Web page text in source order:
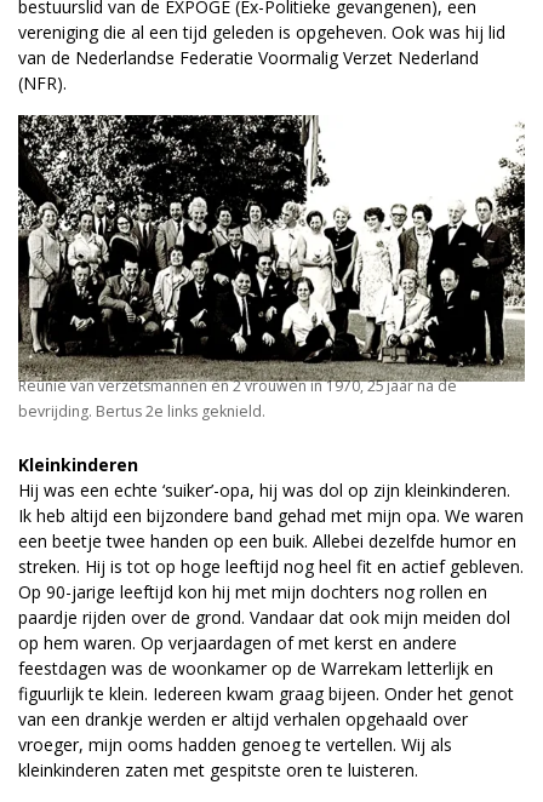
bestuurslid van de EXPOGE (Ex-Politieke gevangenen), een
vereniging die al een tijd geleden is opgeheven. Ook was hij lid
van de Nederlandse Federatie Voormalig Verzet Nederland
(NFR).
Reünie van verzetsmannen en 2 vrouwen in 1970, 25 jaar na de
bevrijding. Bertus 2e links geknield.
Kleinkinderen
Hij was een echte ‘suiker’-opa, hij was dol op zijn kleinkinderen.
Ik heb altijd een bijzondere band gehad met mijn opa. We waren
een beetje twee handen op een buik. Allebei dezelfde humor en
streken. Hij is tot op hoge leeftijd nog heel fit en actief gebleven.
Op 90-jarige leeftijd kon hij met mijn dochters nog rollen en
paardje rijden over de grond. Vandaar dat ook mijn meiden dol
op hem waren. Op verjaardagen of met kerst en andere
feestdagen was de woonkamer op de Warrekam letterlijk en
figuurlijk te klein. Iedereen kwam graag bijeen. Onder het genot
van een drankje werden er altijd verhalen opgehaald over
vroeger, mijn ooms hadden genoeg te vertellen. Wij als
kleinkinderen zaten met gespitste oren te luisteren.